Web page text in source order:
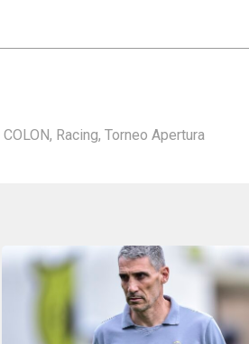
COLON, Racing, Torneo Apertura